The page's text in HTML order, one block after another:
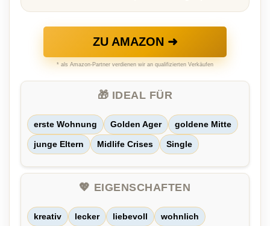
ZU AMAZON ➜
* als Amazon-Partner verdienen wir an qualifizierten Verkäufen
🎁 IDEAL FÜR
erste Wohnung Golden Ager goldene Mitte
junge Eltern Midlife Crises Single
💖 EIGENSCHAFTEN
kreativ lecker liebevoll wohnlich